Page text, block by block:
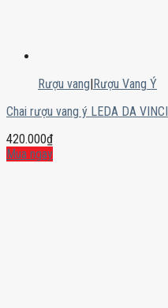
Rượu vang|Rượu Vang Ý
Chai rượu vang ý LEDA DA VINCI
420.000₫
Mua ngay